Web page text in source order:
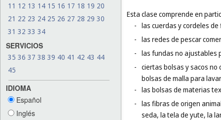
11 12 13 14 15 16 17 18 19 20
21 22 23 24 25 26 27 28 29 30
31 32 33 34
SERVICIOS
35 36 37 38 39 40 41 42 43 44
45
IDIOMA
Español
Inglés
Esta clase comprende en
- las cuerdas y cordeles
- las redes de pescar
- las fundas no ajustables
- ciertas bolsas y sacos
bolsas de malla para
- las bolsas de materias
- las fibras de origen
seda, la tela de yute, la